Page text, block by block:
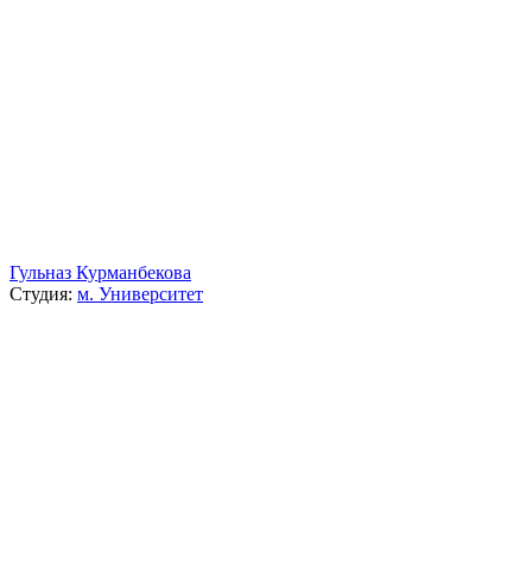
Гульназ Курманбекова
Студия: м. Университет